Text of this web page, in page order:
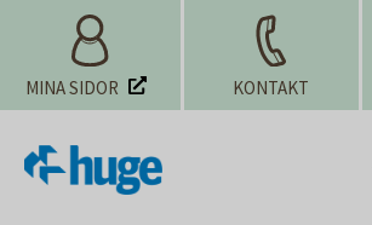
MINA SIDOR KONTAKT